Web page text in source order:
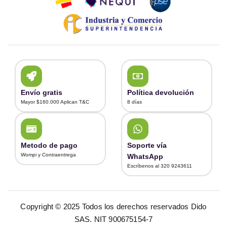
Envío gratis
Mayor $160.000 Aplican T&C
Política devolución
8 días
Metodo de pago
Wompi y Contraentrega
Soporte vía
WhatsApp
Escríbenos al 320 9243611
Copyright © 2025 Todos los derechos reservados Dido
SAS. NIT 900675154-7